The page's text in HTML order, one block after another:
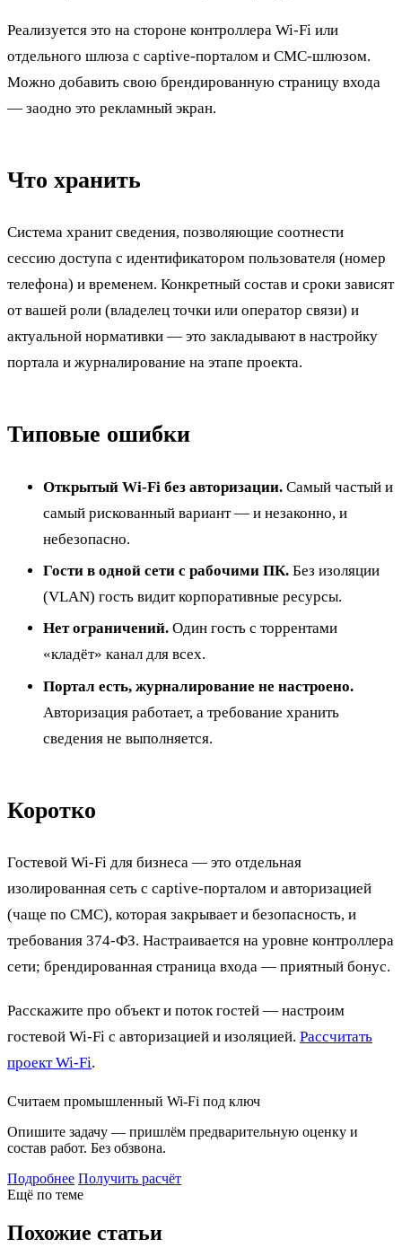
Реализуется это на стороне контроллера Wi-Fi или
отдельного шлюза с captive-порталом и СМС-шлюзом.
Можно добавить свою брендированную страницу входа
— заодно это рекламный экран.
Что хранить
Система хранит сведения, позволяющие соотнести
сессию доступа с идентификатором пользователя (номер
телефона) и временем. Конкретный состав и сроки зависят
от вашей роли (владелец точки или оператор связи) и
актуальной нормативки — это закладывают в настройку
портала и журналирование на этапе проекта.
Типовые ошибки
Открытый Wi-Fi без авторизации. Самый частый и
самый рискованный вариант — и незаконно, и
небезопасно.
Гости в одной сети с рабочими ПК. Без изоляции
(VLAN) гость видит корпоративные ресурсы.
Нет ограничений. Один гость с торрентами
«кладёт» канал для всех.
Портал есть, журналирование не настроено.
Авторизация работает, а требование хранить
сведения не выполняется.
Коротко
Гостевой Wi-Fi для бизнеса — это отдельная
изолированная сеть с captive-порталом и авторизацией
(чаще по СМС), которая закрывает и безопасность, и
требования 374-ФЗ. Настраивается на уровне контроллера
сети; брендированная страница входа — приятный бонус.
Расскажите про объект и поток гостей — настроим
гостевой Wi-Fi с авторизацией и изоляцией. Рассчитать
проект Wi-Fi.
Считаем промышленный Wi-Fi под ключ
Опишите задачу — пришлём предварительную оценку и
состав работ. Без обзвона.
Подробнее Получить расчёт
Ещё по теме
Похожие статьи